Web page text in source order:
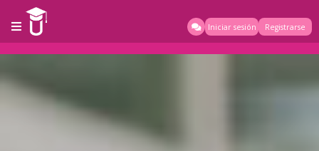
Iniciar sesión Registrarse